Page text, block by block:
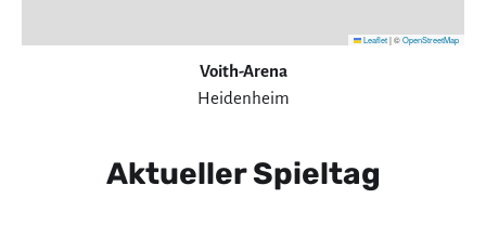
Leaflet|©OpenStreetMap
Voith-Arena
Heidenheim
Aktueller Spieltag